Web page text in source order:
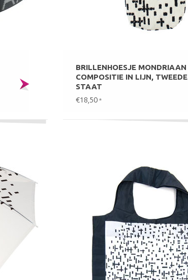
BRILLENHOESJE MONDRIAAN
COMPOSITIE IN LIJN, TWEEDE
STAAT
€18,50 *